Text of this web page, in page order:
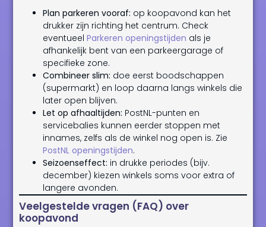
Plan parkeren vooraf: op koopavond kan het
drukker zijn richting het centrum. Check
eventueelParkeren openingstijden als je
afhankelijk bent van een parkeergarage of
specifieke zone.
Combineer slim: doe eerst boodschappen
(supermarkt) en loop daarna langs winkels die
later open blijven.
Let op afhaaltijden: PostNL-punten en
servicebalies kunnen eerder stoppen met
innames, zelfs als de winkel nog open is. Zie
PostNL openingstijden.
Seizoenseffect: in drukke periodes (bijv.
december) kiezen winkels soms voor extra of
langere avonden.
Veelgestelde vragen (FAQ) over
koopavond